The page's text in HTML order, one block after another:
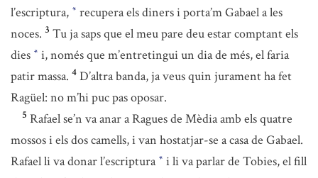
l’escriptura, * recupera els diners i porta’m Gabael a les
noces. 3 Tu ja saps que el meu pare deu estar comptant els
dies * i, només que m’entretingui un dia de més, el faria
patir massa. 4 D’altra banda, ja veus quin jurament ha fet
Ragüel: no m’hi puc pas oposar.
5 Rafael se’n va anar a Ragues de Mèdia amb els quatre
mossos i els dos camells, i van hostatjar-se a casa de Gabael.
Rafael li va donar l’escriptura * i li va parlar de Tobies, el fill